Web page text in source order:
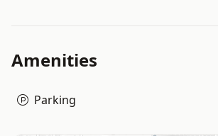
Amenities
Parking